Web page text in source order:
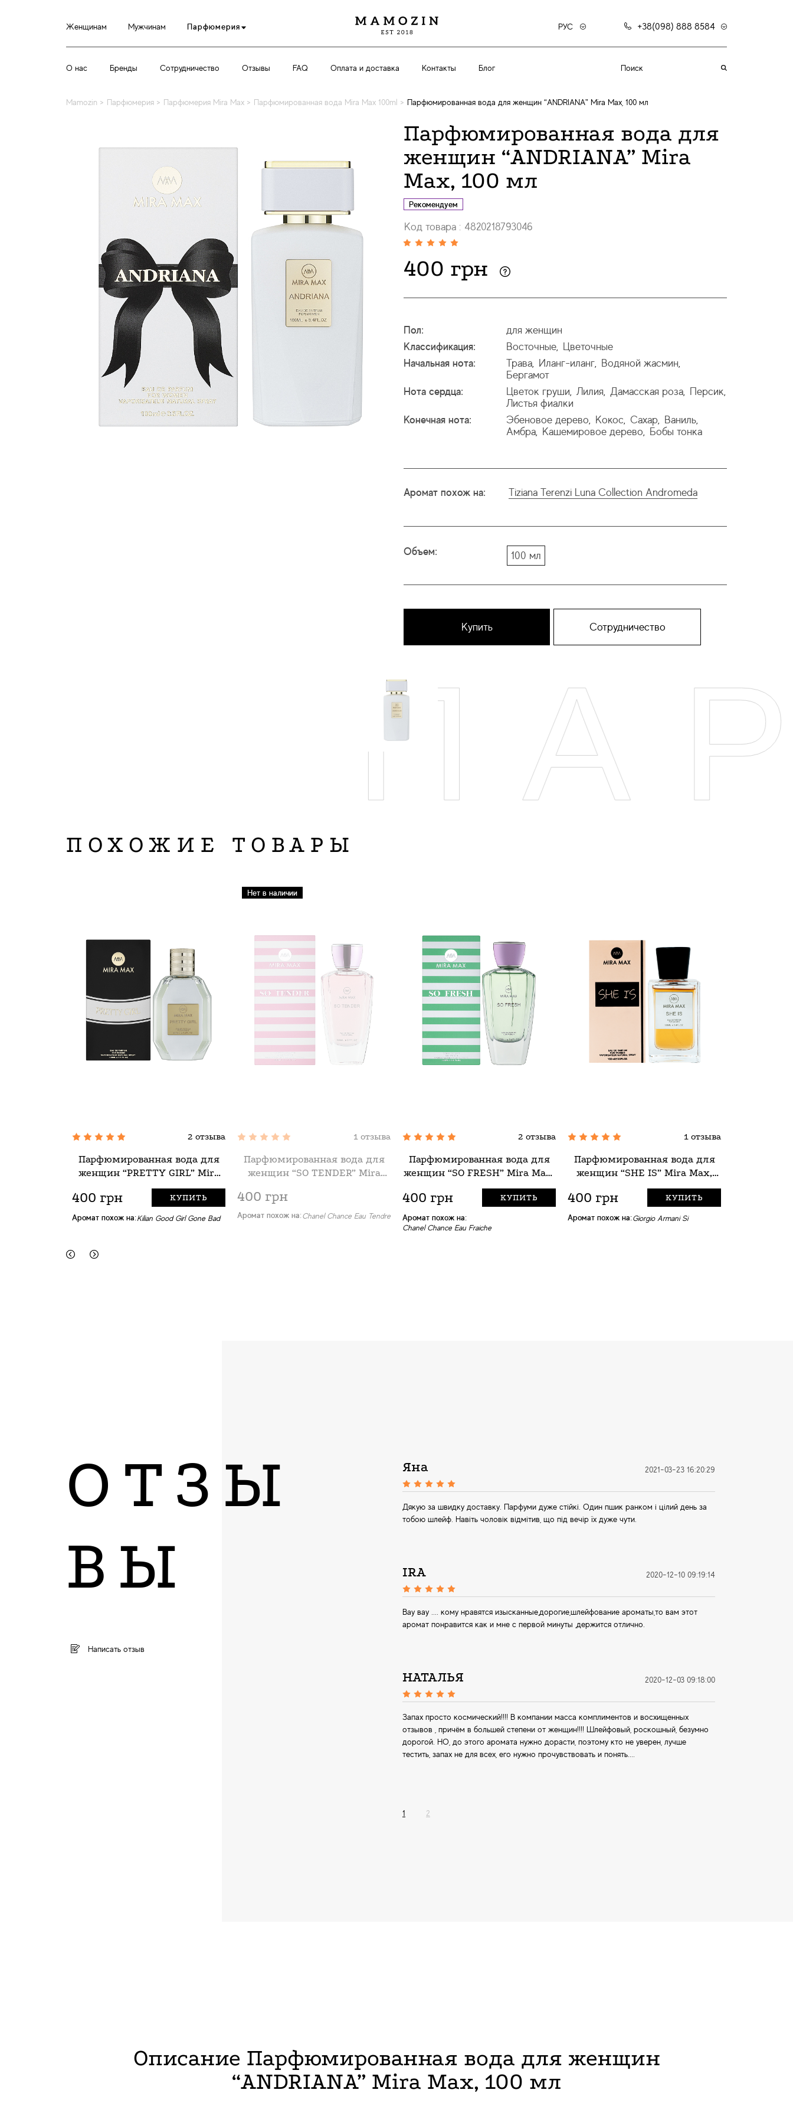
Женщинам Мужчинам Парфюмерия РУС +38(098) 888 8584
О нас Бренды Сотрудничество Отзывы FAQ Оплата и доставка Контакты Блог
Mamozin > Парфюмерия > Парфюмерия Mira Max > Парфюмированная вода Mira Max 100ml > Парфюмированная вода для женщин “ANDRIANA” Mira Max, 100 мл
Парфюмированная вода для
женщин “ANDRIANA” Mira
Max, 100 мл
Рекомендуем
Код товара : 4820218793046
400 грн
Пол:
для женщин
Классификация:
Восточные,
Цветочные
Начальная нота:
Трава, Иланг-иланг, Водяной жасмин,
Бергамот
Нота сердца:
Цветок груши, Лилия, Дамасская роза, Персик,
Листья фиалки
Конечная нота:
Эбеновое дерево, Кокос, Сахар, Ваниль,
Амбра, Кашемировое дерево, Бобы тонка
Аромат похож на: Tiziana Terenzi Luna Collection Andromeda
Объем: 100 мл
Купить Сотрудничество
ПОХОЖИЕ ТОВАРЫ
2 отзыва
Парфюмированная вода для
женщин “PRETTY GIRL” Mira
Max, 100 мл
400 грн КУПИТЬ
Аромат похож на:Kilian Good Girl Gone Bad
Нет в наличии
1 отзыва
Парфюмированная вода для
женщин “SO TENDER” Mira
400 грн
Аромат похож на: Chanel Chance Eau Tendre
2 отзыва
Парфюмированная вода для
женщин “SO FRESH” Mira Max,
100 мл
400 грн КУПИТЬ
Аромат похож на:
Chanel Chance Eau Fraiche
1 отзыва
Парфюмированная вода для
женщин “SHE IS” Mira Max,
100 мл
400 грн КУПИТЬ
Аромат похож на:Giorgio Armani Si
ОТЗЫ
ВЫ
Написать отзыв
Яна 2021-03-23 16:20:29
Дякую за швидку доставку. Парфуми дуже стійкі. Один пшик ранком і цілий день за
тобою шлейф. Навіть чоловік відмітив, що під вечір їх дуже чути.
IRA 2020-12-10 09:19:14
Вау вау .... кому нравятся изысканные,дорогие,шлейфование ароматы,то вам этот
аромат понравится как и мне с первой минуты ,держится отлично.
НАТАЛЬЯ 2020-12-03 09:18:00
Запах просто космический!!!! В компании масса комплиментов и восхищенных
отзывов , причём в большей степени от женщин!!!! Шлейфовый, роскошный, безумно
дорогой. НО, до этого аромата нужно дорасти, поэтому кто не уверен, лучше
тестить, запах не для всех, его нужно прочувствовать и понять....
1 2
Описание Парфюмированная вода для женщин
“ANDRIANA” Mira Max, 100 мл